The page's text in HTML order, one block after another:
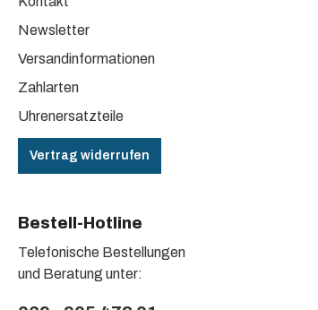
Newsletter
Versandinformationen
Zahlarten
Uhrenersatzteile
Vertrag widerrufen
Bestell-Hotline
Telefonische Bestellungen
und Beratung unter: